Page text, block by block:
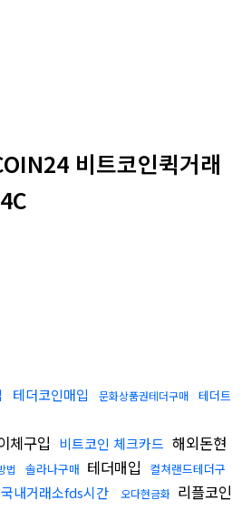
비트코인퀵거래
테더코인매입 문화상품권테더구매
테더트
체구입 비트코인 체크카드 해외돈현
법 솔라나구매 테더매입
컬쳐랜드테더구
국내거래소fds시간 오다현금화 리플코인